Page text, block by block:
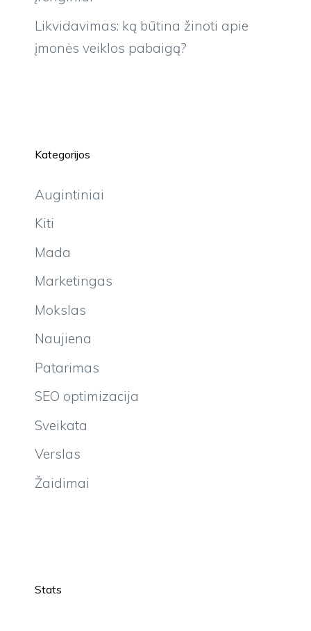
Likvidavimas: ką būtina žinoti apie
įmonės veiklos pabaigą?
Kategorijos
Augintiniai
Kiti
Mada
Marketingas
Mokslas
Naujiena
Patarimas
SEO optimizacija
Sveikata
Verslas
Žaidimai
Stats